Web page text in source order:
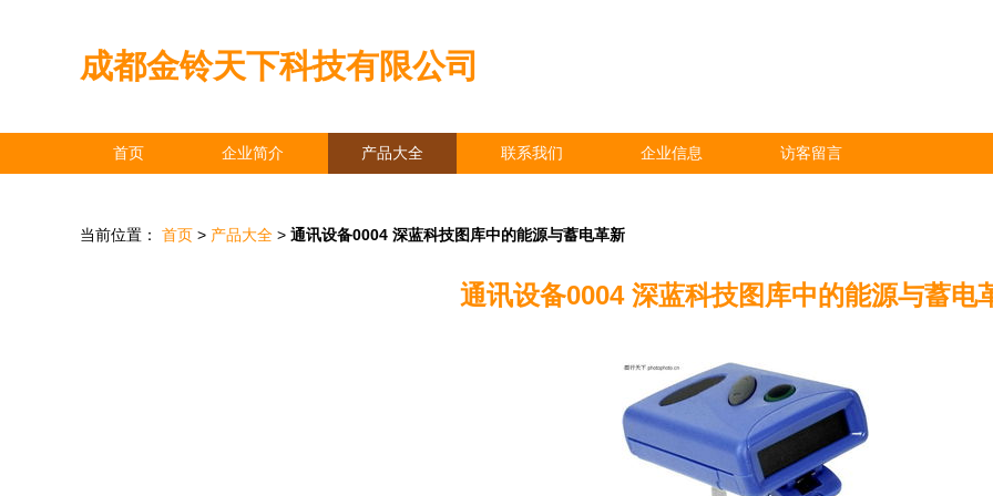
成都金铃天下科技有限公司
首页 企业简介 产品大全 联系我们 企业信息 访客留言
当前位置： 首页 > 产品大全 > 通讯设备0004 深蓝科技图库中的能源与蓄电革新
通讯设备0004 深蓝科技图库中的能源与蓄电